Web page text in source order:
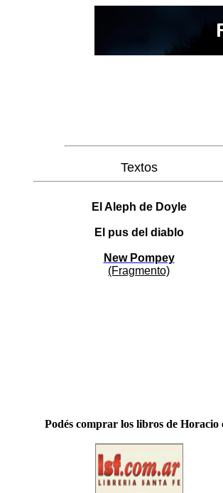
Textos
El Aleph de Doyle
El pus del diablo
New Pompey
(Fragmento)
Podés comprar los libros de Horacio